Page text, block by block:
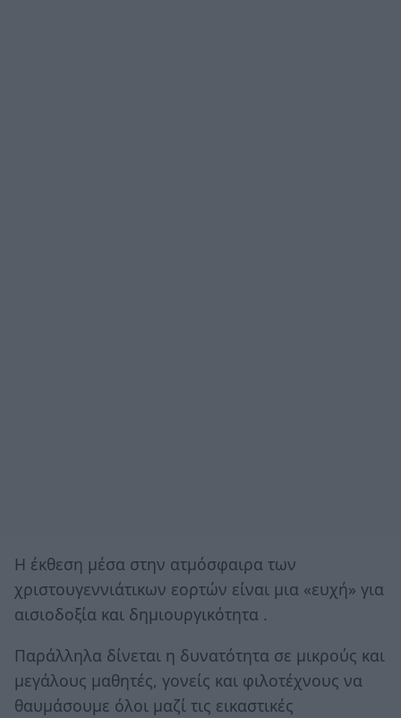
Η έκθεση μέσα στην ατμόσφαιρα των
χριστουγεννιάτικων εορτών είναι μια «ευχή» για
αισιοδοξία και δημιουργικότητα .
Παράλληλα δίνεται η δυνατότητα σε μικρούς και
μεγάλους μαθητές, γονείς και φιλοτέχνους να
θαυμάσουμε όλοι μαζί τις εικαστικές